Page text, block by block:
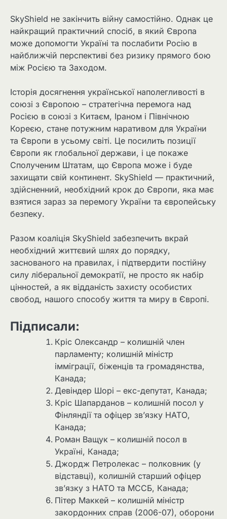
SkyShield не закінчить війну самостійно. Однак це
найкращий практичний спосіб, в який Європа
може допомогти Україні та послабити Росію в
найближчій перспективі без ризику прямого бою
між Росією та Заходом.
Історія досягнення української наполегливості в
союзі з Європою – стратегічна перемога над
Росією в союзі з Китаєм, Іраном і Північною
Кореєю, стане потужним наративом для України
та Європи в усьому світі. Це посилить позиції
Європи як глобальної держави, і це покаже
Сполученим Штатам, що Європа може і буде
захищати свій континент. SkyShield — практичний,
здійсненний, необхідний крок до Європи, яка має
взятися зараз за перемогу України та європейську
безпеку.
Разом коаліція SkyShield забезпечить вкрай
необхідний життєвий шлях до порядку,
заснованого на правилах, і підтвердити постійну
силу ліберальної демократії, не просто як набір
цінностей, а як відданість захисту особистих
свобод, нашого способу життя та миру в Європі.
Підписали:
Кріс Олександр – колишній член
парламенту; колишній міністр
імміграції, біженців та громадянства,
Канада;
Девіндер Шорі – екс-депутат, Канада;
Кріс Шапарданов – колишній посол у
Фінляндії та офіцер зв’язку НАТО,
Канада;
Роман Ващук – колишній посол в
Україні, Канада;
Джордж Петролекас – полковник (у
відставці), колишній старший офіцер
зв’язку з НАТО та МССБ, Канада;
Пітер Маккей – колишній міністр
закордонних справ (2006-07), оборони